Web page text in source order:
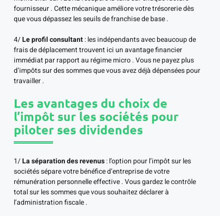
fournisseur . Cette mécanique améliore votre trésorerie dès
que vous dépassez les seuils de franchise de base .
4/Le profil consultant: les indépendants avec beaucoup de
frais de déplacement trouvent ici un avantage financier
immédiat par rapport au régime micro . Vous ne payez plus
d’impôts sur des sommes que vous avez déjà dépensées pour
travailler .
Les avantages du choix de
l’impôt sur les sociétés pour
piloter ses dividendes
1/La séparation des revenus: l’option pour l’impôt sur les
sociétés sépare votre bénéfice d’entreprise de votre
rémunération personnelle effective . Vous gardez le contrôle
total sur les sommes que vous souhaitez déclarer à
l’administration fiscale .